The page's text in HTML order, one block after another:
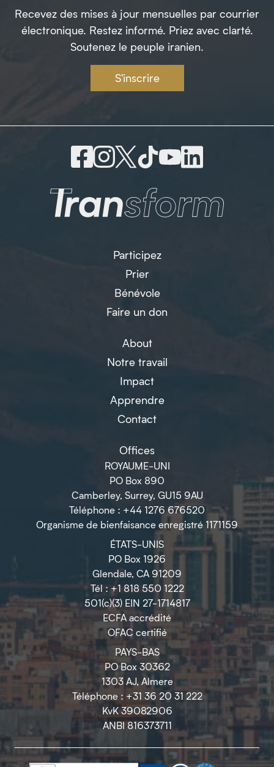
Recevez des mises à jour mensuelles par courrier
électronique. Restez informé. Priez avec clarté.
Soutenez le peuple iranien.
S'inscrire
Participez
Prier
Bénévole
Faire un don
About
Notre travail
Impact
Apprendre
Contact
Offices
ROYAUME-UNI
PO Box 890
Camberley, Surrey, GU15 9AU
Téléphone : +44 1276 676520
Organisme de bienfaisance enregistré 1171159
ÉTATS-UNIS
PO Box 1926
Glendale, CA 91209
Tél : +1 818 550 1222
501(c)(3) EIN 27-1714817
ECFA accrédité
OFAC certifié
PAYS-BAS
PO Box 30362
1303 AJ, Almere
Téléphone : +31 36 20 31 222
KvK 39082906
ANBI 816373711